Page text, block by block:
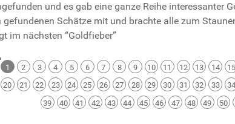
und es gab eine ganze Reihe interessanter
Schätze mit und brachte alle zum
im nächsten “Goldfieber”
1 2 3 4 5 6 7 8 9 10 11 12 13 14 15
20
21 22 23 24 25 26 27 28 29 30 31 32 33 34
39
40 41 42 43 44 45 46 47 48 49 50